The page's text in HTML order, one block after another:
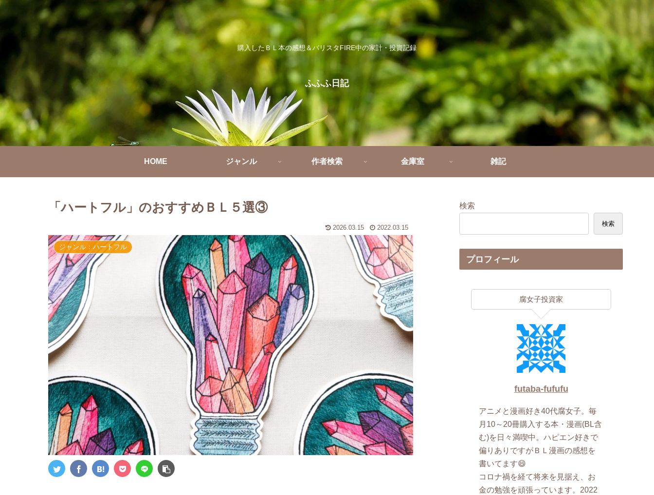
購入したＢＬ本の感想＆バリスタFIRE中の家計・投資記録
ふふふ日記
HOME ジャンル 作者検索 金庫室 雑記
「ハートフル」のおすすめＢＬ５選③
2026.03.15 2022.03.15
ジャンル：ハートフル
検索
検索
プロフィール
腐女子投資家
futaba-fufufu
アニメと漫画好き40代腐女子。毎
月10～20冊購入する本・漫画(BL含
む)を日々満喫中。ハピエン好きで
偏りありですがＢＬ漫画の感想を
書いてます😄
コロナ禍を経て将来を見据え、お
金の勉強を頑張っています。2022